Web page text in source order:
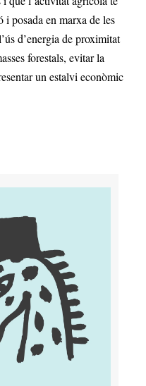
i posada en marxa de les
d’energia de proximitat
forestals, evitar la
un estalvi econòmic